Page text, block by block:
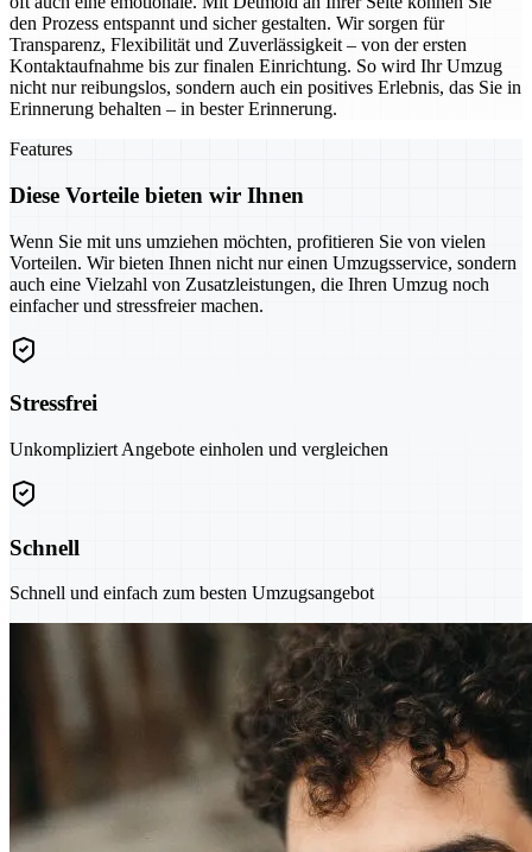
den Prozess entspannt und sicher gestalten. Wir sorgen für
Transparenz, Flexibilität und Zuverlässigkeit – von der ersten
Kontaktaufnahme bis zur finalen Einrichtung. So wird Ihr Umzug
nicht nur reibungslos, sondern auch ein positives Erlebnis, das Sie in
Erinnerung behalten – in bester Erinnerung.
Features
Diese Vorteile bieten wir Ihnen
Wenn Sie mit uns umziehen möchten, profitieren Sie von vielen
Vorteilen. Wir bieten Ihnen nicht nur einen Umzugsservice, sondern
auch eine Vielzahl von Zusatzleistungen, die Ihren Umzug noch
einfacher und stressfreier machen.
Stressfrei
Unkompliziert Angebote einholen und vergleichen
Schnell
Schnell und einfach zum besten Umzugsangebot